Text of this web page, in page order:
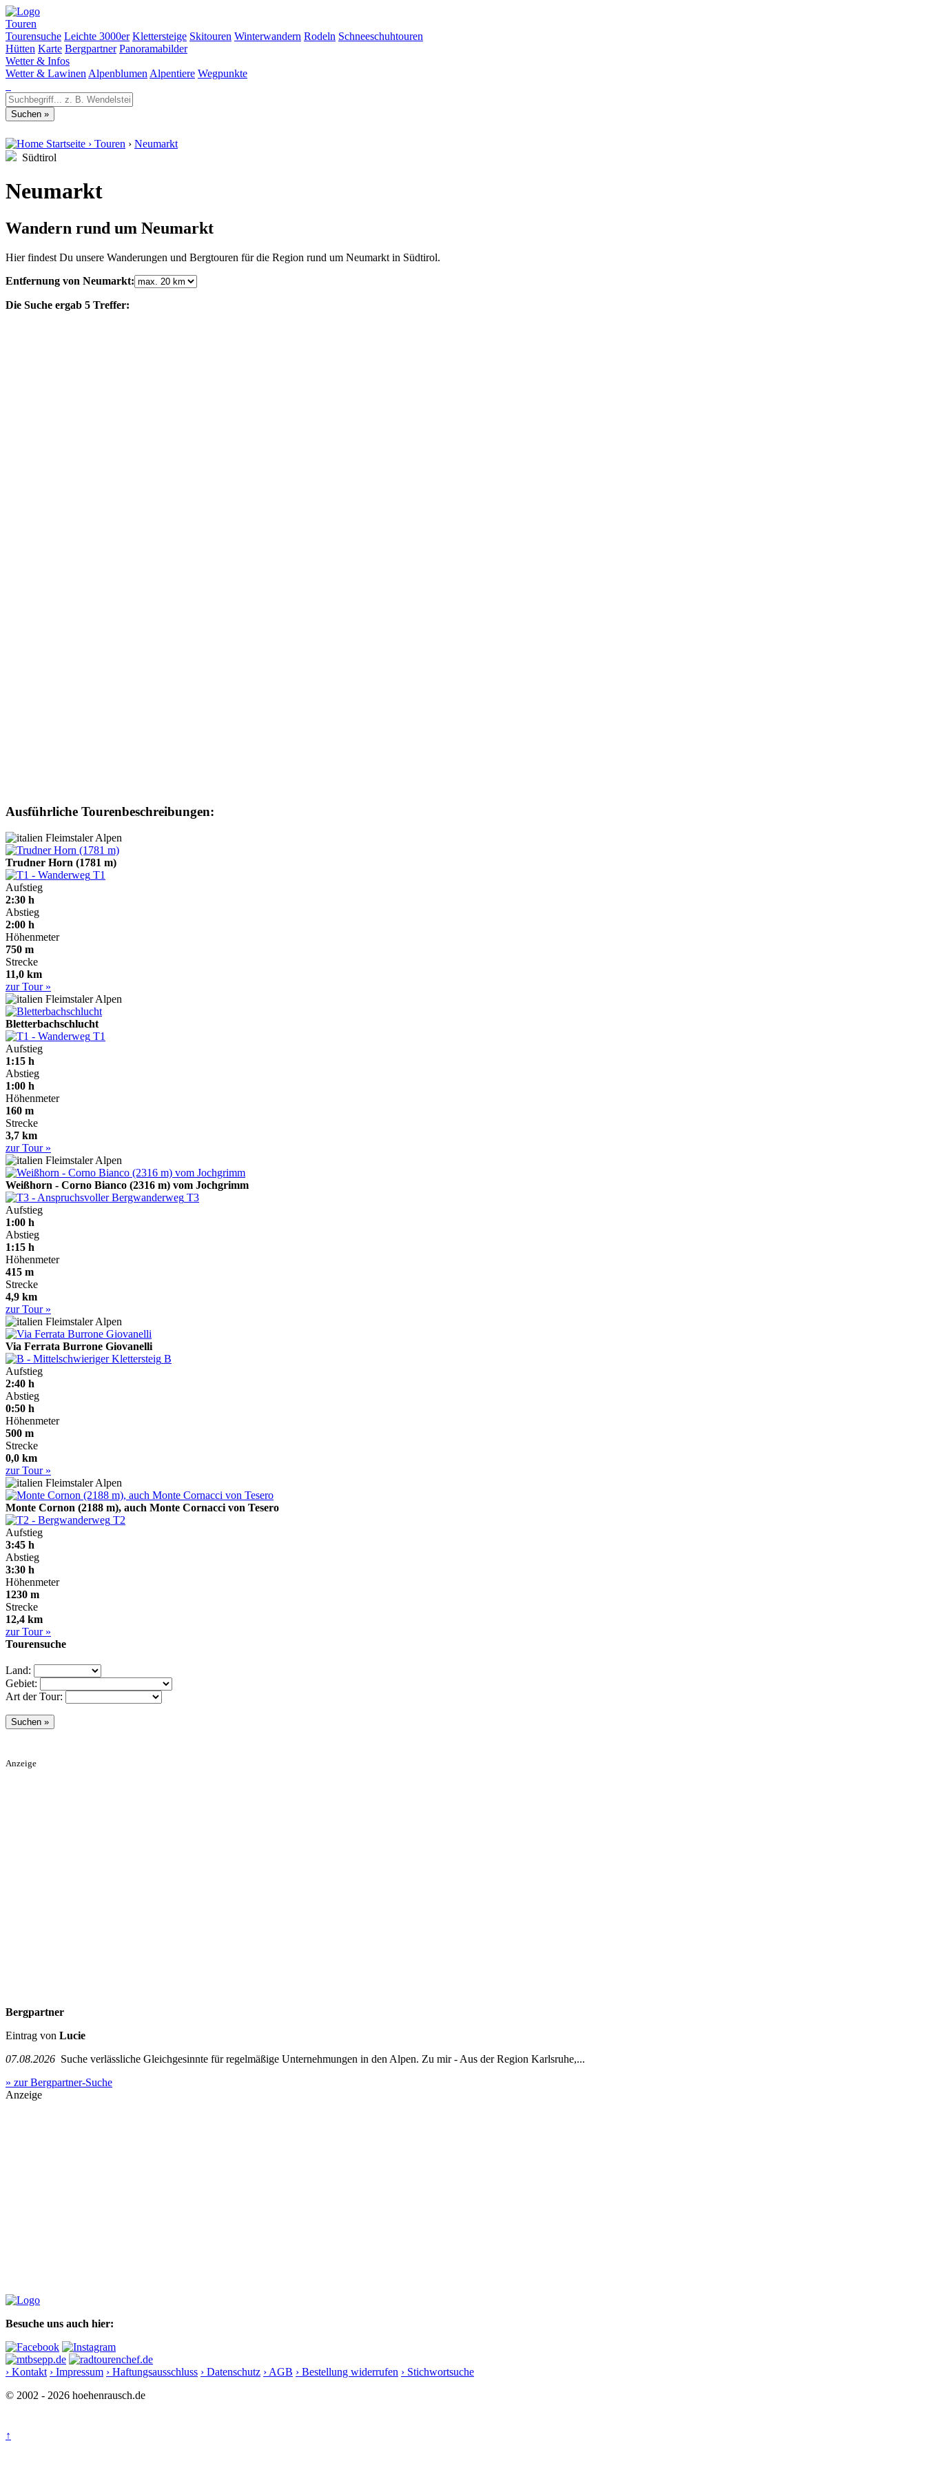
Touren
Tourensuche Leichte 3000er Klettersteige Skitouren Winterwandern Rodeln Schneeschuhtouren
Hütten Karte Bergpartner Panoramabilder
Wetter & Infos
Wetter & Lawinen Alpenblumen Alpentiere Wegpunkte
Startseite › Touren › Neumarkt
Südtirol
Neumarkt
Wandern rund um Neumarkt
Hier findest Du unsere Wanderungen und Bergtouren für die Region rund um Neumarkt in Südtirol.
Entfernung von Neumarkt:
Die Suche ergab 5 Treffer:
Ausführliche Tourenbeschreibungen:
Fleimstaler Alpen
Trudner Horn (1781 m)
T1
Aufstieg
2:30 h
Abstieg
2:00 h
Höhenmeter
750 m
Strecke
11,0 km
zur Tour »
Fleimstaler Alpen
Bletterbachschlucht
T1
Aufstieg
1:15 h
Abstieg
1:00 h
Höhenmeter
160 m
Strecke
3,7 km
zur Tour »
Fleimstaler Alpen
Weißhorn - Corno Bianco (2316 m) vom Jochgrimm
T3
Aufstieg
1:00 h
Abstieg
1:15 h
Höhenmeter
415 m
Strecke
4,9 km
zur Tour »
Fleimstaler Alpen
Via Ferrata Burrone Giovanelli
B
Aufstieg
2:40 h
Abstieg
0:50 h
Höhenmeter
500 m
Strecke
0,0 km
zur Tour »
Fleimstaler Alpen
Monte Cornon (2188 m), auch Monte Cornacci von Tesero
T2
Aufstieg
3:45 h
Abstieg
3:30 h
Höhenmeter
1230 m
Strecke
12,4 km
zur Tour »
Tourensuche
Land:
Gebiet:
Art der Tour:
Anzeige
Bergpartner
Eintrag von Lucie
07.08.2026 Suche verlässliche Gleichgesinnte für regelmäßige Unternehmungen in den Alpen. Zu mir - Aus der Region Karlsruhe,...
» zur Bergpartner-Suche
Anzeige
Besuche uns auch hier:
› Kontakt › Impressum › Haftungsausschluss › Datenschutz › AGB › Bestellung widerrufen › Stichwortsuche
© 2002 - 2026 hoehenrausch.de
↑